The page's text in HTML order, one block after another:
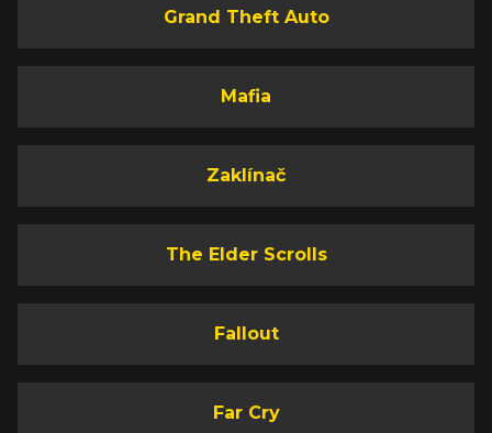
Grand Theft Auto
Mafia
Zaklínač
The Elder Scrolls
Fallout
Far Cry